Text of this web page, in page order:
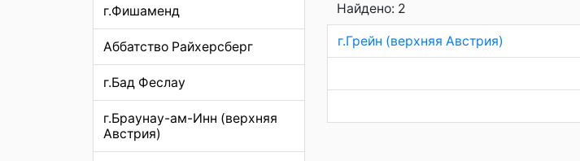
г.Фишаменд
Аббатство Райхерсберг
г.Бад Феслау
г.Браунау-ам-Инн (верхняя
Австрия)
Найдено: 2
г.Грейн (верхняя Австрия)